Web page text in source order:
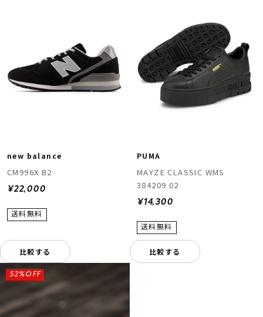
new balance
CM996X B2
¥22,000
比較する
PUMA
MAYZE CLASSIC WMS
384209 02
¥14,300
比較する
52%OFF